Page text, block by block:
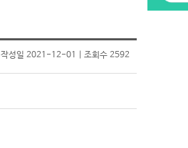
작성일 2021-12-01 | 조회수 2592